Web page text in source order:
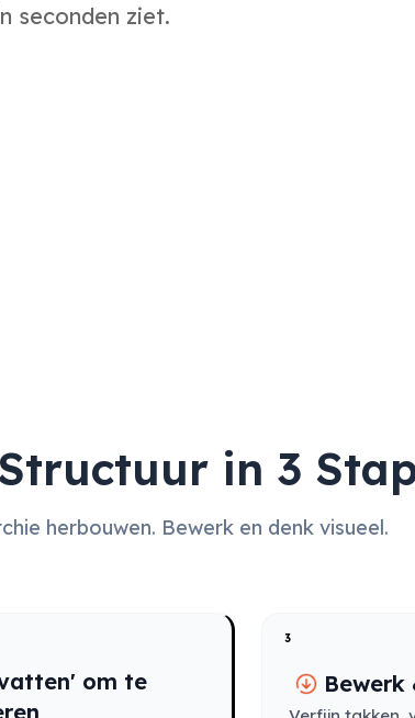
seconden ziet.
in 3
herbouwen. Bewerk en denk visueel.
om te
3
Bewerk